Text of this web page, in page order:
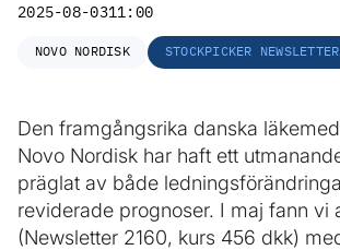
2025-08-0311:00
NOVO NORDISK STOCKPICKER NEWSLETTER
Den framgångsrika danska
Novo Nordisk har haft ett
präglat av både
reviderade prognoser. I maj fann vi
(Newsletter 2160, kurs 456 dkk)